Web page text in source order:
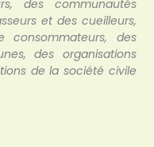
des communautés
et des cueilleurs,
consommateurs, des
des organisations
de la société civile